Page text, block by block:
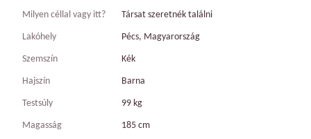
Milyen céllal vagy itt? Társat szeretnék találni
Lakóhely Pécs, Magyarország
Szemszín Kék
Hajszín Barna
Testsúly 99 kg
Magasság 185 cm